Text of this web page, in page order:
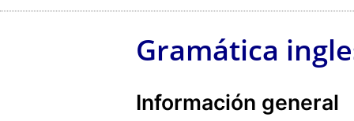
Gramática
Información general